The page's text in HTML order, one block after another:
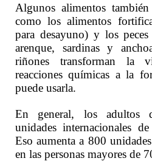
Algunos alimentos
como los alimentos
para desayuno) y los
arenque, sardinas y
riñones transforman la
reacciones químicas a la
puede usarla.
En general, los adultos
unidades internacionales
Eso aumenta a 800
en las personas mayores de